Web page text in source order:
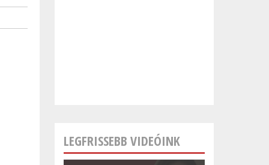
LEGFRISSEBB VIDEÓINK